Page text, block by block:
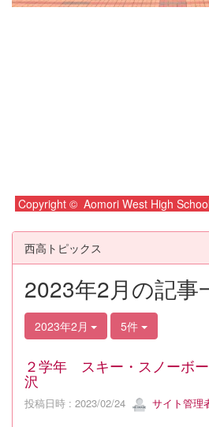
Copyright © Aomori West High
西高トピックス
2023年2月の記事
2023年2月 5件
２学年 スキー・スノー
沢
投稿日時 : 2023/02/24 サイト管理